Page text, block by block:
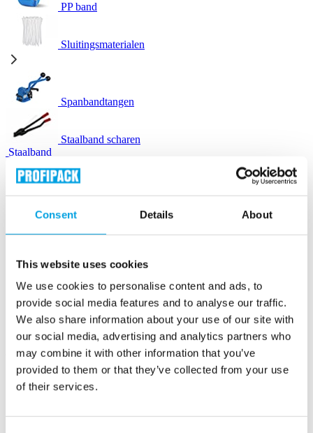
Consent Details About
This website uses cookies
We use cookies to personalise content and ads, to
provide social media features and to analyse our traffic.
We also share information about your use of our site with
our social media, advertising and analytics partners who
may combine it with other information that you’ve
provided to them or that they’ve collected from your use
of their services.
PP band
Sluitingsmaterialen
Spanbandtangen
Staalband scharen
Staalband
Instapak Quick RT schuimkussens
Luchtkussenmachines
Luchtkussenzakjes
Opvulchips